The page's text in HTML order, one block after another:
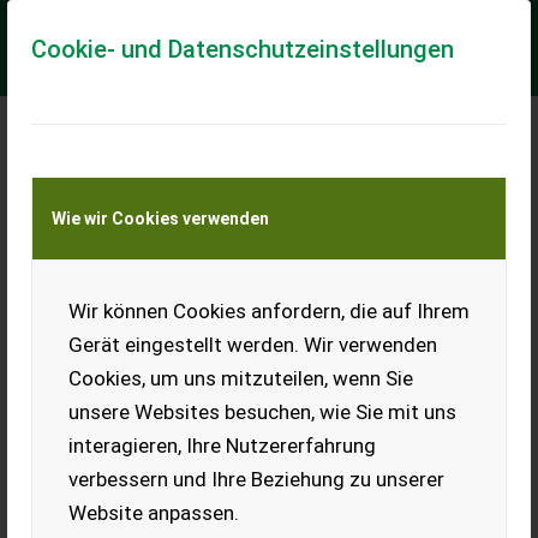
Cookie- und Datenschutzeinstellungen
Wie wir Cookies verwenden
Wir können Cookies anfordern, die auf Ihrem
Gerät eingestellt werden. Wir verwenden
Cookies, um uns mitzuteilen, wenn Sie
unsere Websites besuchen, wie Sie mit uns
interagieren, Ihre Nutzererfahrung
verbessern und Ihre Beziehung zu unserer
Website anpassen.
Meine Transportkostenanfrage
Transport von Land- und Baumaschinen –
KEINE Tiertransporte
Sonstige Geringhoff Gelenkwellekuppler f. JD
HM 8Reihig
Gelenkwellekuppler mit hydraulischem Verschub zu
Geringhoff Maispflücker. Automatische Gelenkwellenkupplung
bei John Deere HillMaster mit 8 reihige...
EUR 1.200 inkl. 20 % MwSt.